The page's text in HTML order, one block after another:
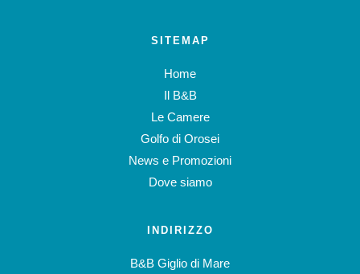
SITEMAP
Home
Il B&B
Le Camere
Golfo di Orosei
News e Promozioni
Dove siamo
INDIRIZZO
B&B Giglio di Mare